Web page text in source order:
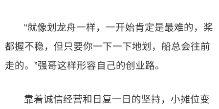
“就像划龙舟一样，一开始肯定是最难的，桨
都握不稳，但只要你一下一下地划，船总会往前
走的。”强哥这样形容自己的创业路。
靠着诚信经营和日复一日的坚持，小摊位变